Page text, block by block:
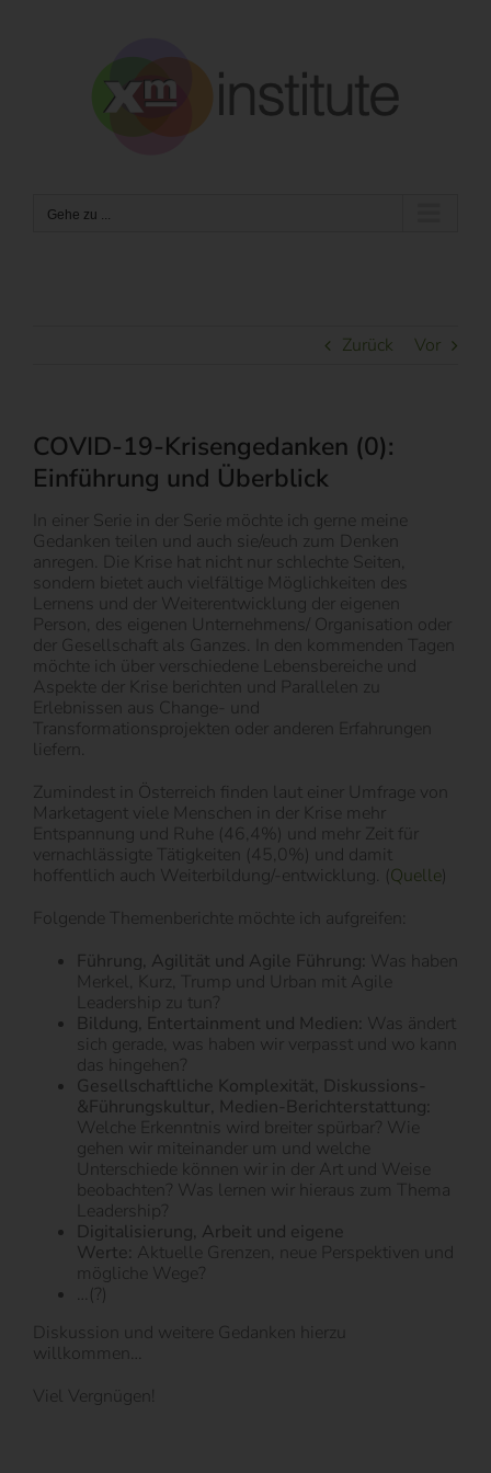
Gehe zu ...
Zurück Vor
COVID-19-Krisengedanken (0):
Einführung und Überblick
In einer Serie in der Serie möchte ich gerne meine
Gedanken teilen und auch sie/euch zum Denken
anregen. Die Krise hat nicht nur schlechte Seiten,
sondern bietet auch vielfältige Möglichkeiten des
Lernens und der Weiterentwicklung der eigenen
Person, des eigenen Unternehmens/ Organisation oder
der Gesellschaft als Ganzes. In den kommenden Tagen
möchte ich über verschiedene Lebensbereiche und
Aspekte der Krise berichten und Parallelen zu
Erlebnissen aus Change- und
Transformationsprojekten oder anderen Erfahrungen
liefern.
Zumindest in Österreich finden laut einer Umfrage von
Marketagent viele Menschen in der Krise mehr
Entspannung und Ruhe (46,4%) und mehr Zeit für
vernachlässigte Tätigkeiten (45,0%) und damit
hoffentlich auch Weiterbildung/-entwicklung. (Quelle)
Folgende Themenberichte möchte ich aufgreifen:
Führung, Agilität und Agile Führung: Was haben
Merkel, Kurz, Trump und Urban mit Agile
Leadership zu tun?
Bildung, Entertainment und Medien: Was ändert
sich gerade, was haben wir verpasst und wo kann
das hingehen?
Gesellschaftliche Komplexität, Diskussions-
&Führungskultur, Medien-Berichterstattung:
Welche Erkenntnis wird breiter spürbar? Wie
gehen wir miteinander um und welche
Unterschiede können wir in der Art und Weise
beobachten? Was lernen wir hieraus zum Thema
Leadership?
Digitalisierung, Arbeit und eigene
Werte: Aktuelle Grenzen, neue Perspektiven und
mögliche Wege?
…(?)
Diskussion und weitere Gedanken hierzu
willkommen…
Viel Vergnügen!